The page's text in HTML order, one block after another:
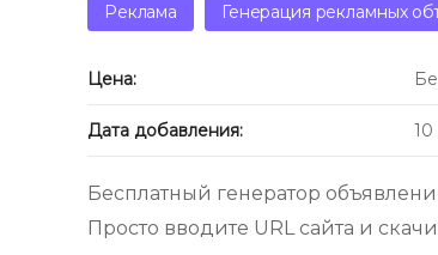
Реклама Генерация рекламных
Цена:
Дата добавления:
Бесплатный генератор
Просто вводите URL сайта и